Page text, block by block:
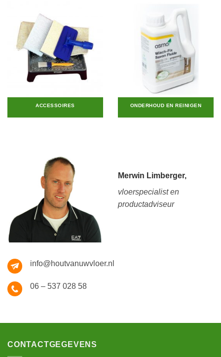
ACCESSOIRES ONDERHOUD EN REINIGEN
Merwin Limberger,
vloerspecialist en
productadviseur
info@houtvanuwvloer.nl
06 – 537 028 58
CONTACTGEGEVENS